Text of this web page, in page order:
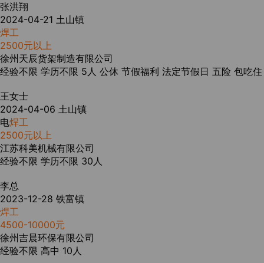
张洪翔
2024-04-21 土山镇
焊工
2500元以上
徐州天辰货架制造有限公司
经验不限 学历不限 5人 公休 节假福利 法定节假日 五险 包吃住
王女士
2024-04-06 土山镇
电焊工
2500元以上
江苏科美机械有限公司
经验不限 学历不限 30人
李总
2023-12-28 铁富镇
焊工
4500-10000元
徐州吉晨环保有限公司
经验不限 高中 10人